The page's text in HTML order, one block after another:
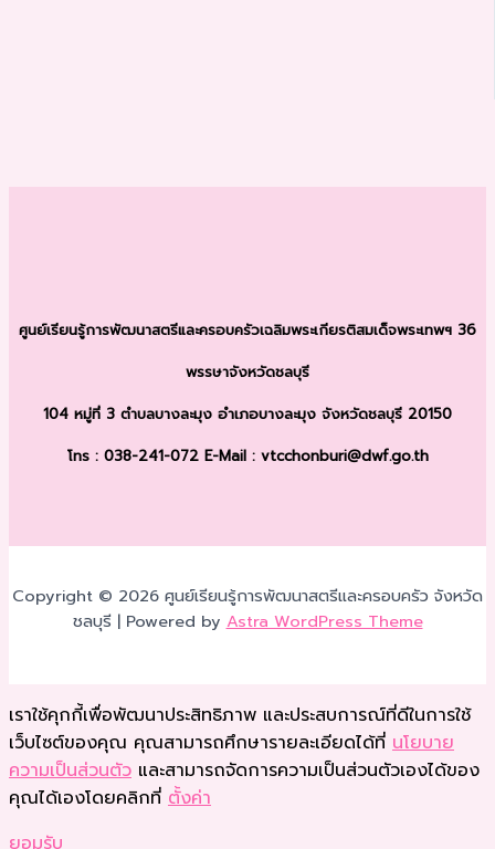
ศูนย์เรียนรู้การพัฒนาสตรีและครอบครัวเฉลิมพระเกียรติสมเด็จพระเทพฯ 36
พรรษาจังหวัดชลบุรี
104 หมู่ที่ 3 ตำบลบางละมุง อำเภอบางละมุง จังหวัดชลบุรี 20150
โทร : 038-241-072 E-Mail : vtcchonburi@dwf.go.th
Copyright © 2026 ศูนย์เรียนรู้การพัฒนาสตรีและครอบครัว จังหวัด
ชลบุรี | Powered byAstra WordPress Theme
เราใช้คุกกี้เพื่อพัฒนาประสิทธิภาพ และประสบการณ์ที่ดีในการใช้
เว็บไซต์ของคุณ คุณสามารถศึกษารายละเอียดได้ที่ นโยบาย
ความเป็นส่วนตัว และสามารถจัดการความเป็นส่วนตัวเองได้ของ
คุณได้เองโดยคลิกที่ ตั้งค่า
ยอมรับ